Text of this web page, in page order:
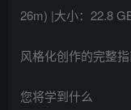
26m) |大小：22.8
风格化创作的完整
您将学到什么